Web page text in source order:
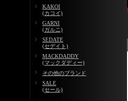
KAKOI
(カコイ)
GARNI
(ガルニ)
SEDATE
(セデイト)
MACKDADDY
(マックダディー)
その他のブランド
SALE
(セール)